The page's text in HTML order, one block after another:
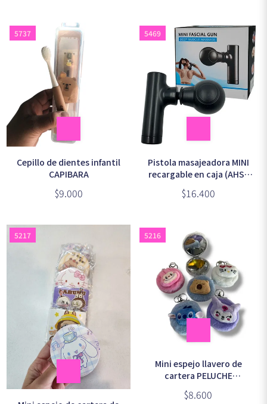
5737
Cepillo de dientes infantil
CAPIBARA
$9.000
5469
Pistola masajeadora MINI
recargable en caja (AHS-
$16.400
5217 5216
Mini espejo llavero de
cartera PELUCHE
personajes surtido x1
unidad
$8.600